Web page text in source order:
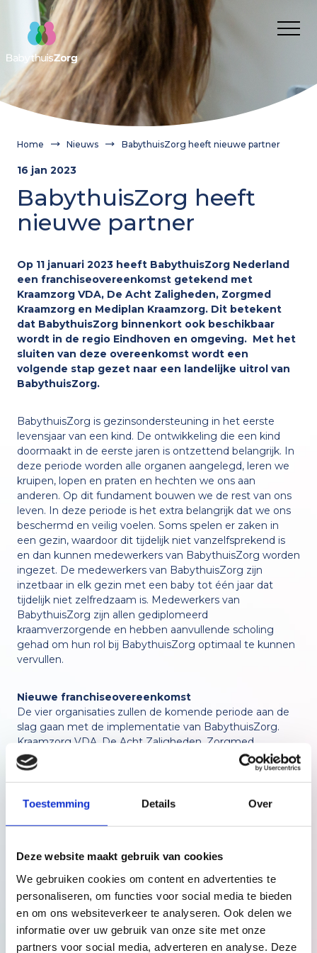
Toestemming Details Over
Deze website maakt gebruik van cookies
We gebruiken cookies om content en advertenties te
personaliseren, om functies voor social media te bieden
en om ons websiteverkeer te analyseren. Ook delen we
informatie over uw gebruik van onze site met onze
partners voor social media, adverteren en analyse. Deze
Over ons
Voor wie
Cliënt
Onze medewerkers
Wanneer inzetten?
Wat is BabythuisZorg?
Waarom BabythuisZorg?
Theorie en cijfers
Praktijkvoorbeelden
Informatie voor gemeenten en verwijzers
Route aanvragen BabythuisZorg
Nieuws
Werken bij
Contact
BabythuisZorg aanvragen
Nederlands English
Onze medewerkers
Verwijzer Nieuws
Samenwerking met Feel
De eerste 1000 dagen
Home Nieuws BabythuisZorg heeft nieuwe partner
16 jan 2023
BabythuisZorg heeft
nieuwe partner
Op 11 januari 2023 heeft BabythuisZorg Nederland
een franchiseovereenkomst getekend met
Kraamzorg VDA, De Acht Zaligheden, Zorgmed
Kraamzorg en Mediplan Kraamzorg. Dit betekent
dat BabythuisZorg binnenkort ook beschikbaar
wordt in de regio Eindhoven en omgeving. Met het
sluiten van deze overeenkomst wordt een
volgende stap gezet naar een landelijke uitrol van
BabythuisZorg.
BabythuisZorg is gezinsondersteuning in het eerste
levensjaar van een kind. De ontwikkeling die een kind
doormaakt in de eerste jaren is ontzettend belangrijk. In
deze periode worden alle organen aangelegd, leren we
kruipen, lopen en praten en hechten we ons aan
anderen. Op dit fundament bouwen we de rest van ons
leven. In deze periode is het extra belangrijk dat we ons
beschermd en veilig voelen. Soms spelen er zaken in
een gezin, waardoor dit tijdelijk niet vanzelfsprekend is
en dan kunnen medewerkers van BabythuisZorg worden
ingezet. De medewerkers van BabythuisZorg zijn
inzetbaar in elk gezin met een baby tot één jaar dat
tijdelijk niet zelfredzaam is. Medewerkers van
BabythuisZorg zijn allen gediplomeerd
kraamverzorgende en hebben aanvullende scholing
gehad om hun rol bij BabythuisZorg optimaal te kunnen
vervullen.
Nieuwe franchiseovereenkomst
De vier organisaties zullen de komende periode aan de
slag gaan met de implementatie van BabythuisZorg.
Kraamzorg VDA, De Acht Zaligheden, Zorgmed
Kraamzorg en Mediplan Kraamzorg zullen er samen voor
zorgen dat gezinnen BabythuisZorg kunnen ontvangen
in de eerdergenoemde gemeenten. Bestuurders
Hanneke Hermkens-Geerts en Helma van Oijen: “Wij
behoefte is aan deze vorm van zorg in onze regio. Ook
Wmo zien wij behoefte aan aanvullende ondersteuning.
Wij zijn dan ook heel blij dat we BabythuisZorg kunnen
gaan aanbieden in Eindhoven en omgeving.”
In steeds meer gemeenten
BabythuisZorg is ontstaan in Noord-Nederland en wordt